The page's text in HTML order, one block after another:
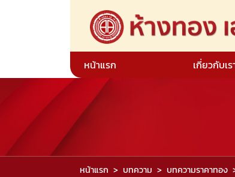
หน้าแรก เกี่ยวกับเร
หน้าแรก บทความ บทความราคาทอง